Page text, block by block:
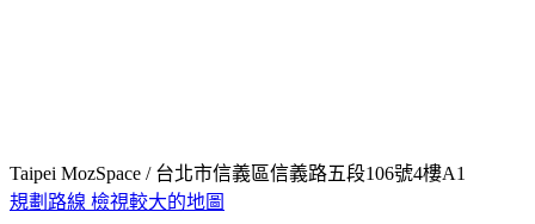
Taipei MozSpace / 台北市信義區信義路五段106號4樓A1
規劃路線 檢視較大的地圖